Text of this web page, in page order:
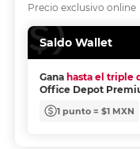
Precio exclusivo online
Saldo Wallet
Gana hasta el triple
Office Depot
1 punto = $1 MXN